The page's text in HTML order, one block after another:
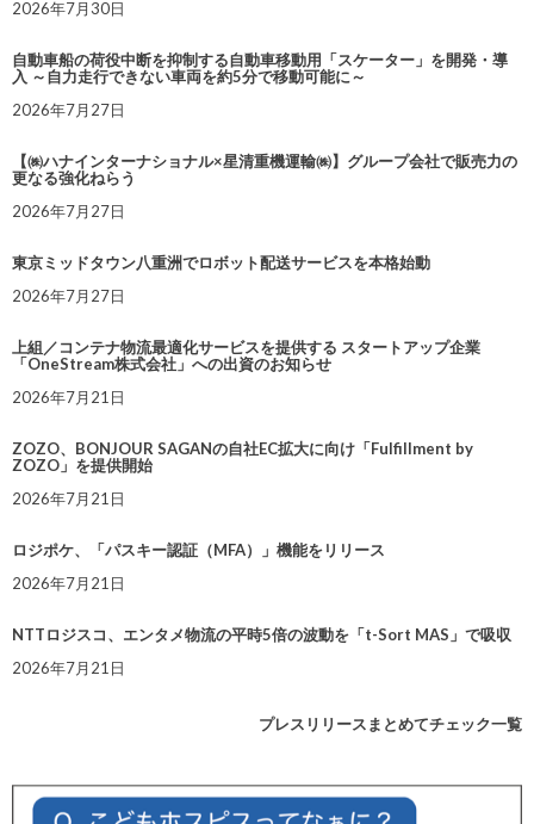
2026年7月30日
自動車船の荷役中断を抑制する自動車移動用「スケーター」を開発・導
入 ～自力走行できない車両を約5分で移動可能に～
2026年7月27日
【㈱ハナインターナショナル×星清重機運輸㈱】グループ会社で販売力の
更なる強化ねらう
2026年7月27日
東京ミッドタウン八重洲でロボット配送サービスを本格始動
2026年7月27日
上組／コンテナ物流最適化サービスを提供する スタートアップ企業
「OneStream株式会社」への出資のお知らせ
2026年7月21日
ZOZO、BONJOUR SAGANの自社EC拡大に向け「Fulfillment by
ZOZO」を提供開始
2026年7月21日
ロジポケ、「パスキー認証（MFA）」機能をリリース
2026年7月21日
NTTロジスコ、エンタメ物流の平時5倍の波動を「t-Sort MAS」で吸収
2026年7月21日
プレスリリースまとめてチェック一覧